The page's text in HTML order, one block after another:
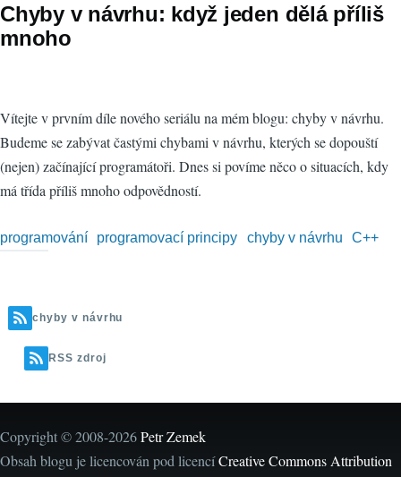
Chyby v návrhu: když jeden dělá příliš
mnoho
Vítejte v prvním díle nového seriálu na mém blogu: chyby v návrhu.
Budeme se zabývat častými chybami v návrhu, kterých se dopouští
(nejen) začínající programátoři. Dnes si povíme něco o situacích, kdy
má třída příliš mnoho odpovědností.
programování programovací principy chyby v návrhu C++
chyby v návrhu
RSS zdroj
Copyright © 2008-2026Petr Zemek
Obsah blogu je licencován pod licencíCreative Commons Attribution